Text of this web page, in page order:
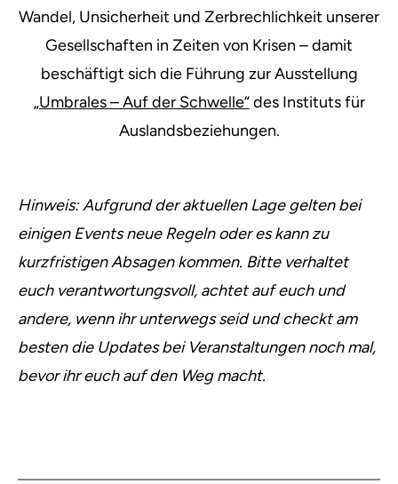
Wandel, Unsicherheit und Zerbrechlichkeit unserer
Gesellschaften in Zeiten von Krisen – damit
beschäftigt sich die Führung zur Ausstellung
„Umbrales – Auf der Schwelle“des Instituts für
Auslandsbeziehungen.
Hinweis:Aufgrund der aktuellen Lage gelten bei
einigen Events neue Regeln oder es kann zu
kurzfristigen Absagen kommen. Bitte verhaltet
euch verantwortungsvoll, achtet auf euch und
andere, wenn ihr unterwegs seid und checkt am
besten die Updates bei Veranstaltungen noch mal,
bevor ihr euch auf den Weg macht.